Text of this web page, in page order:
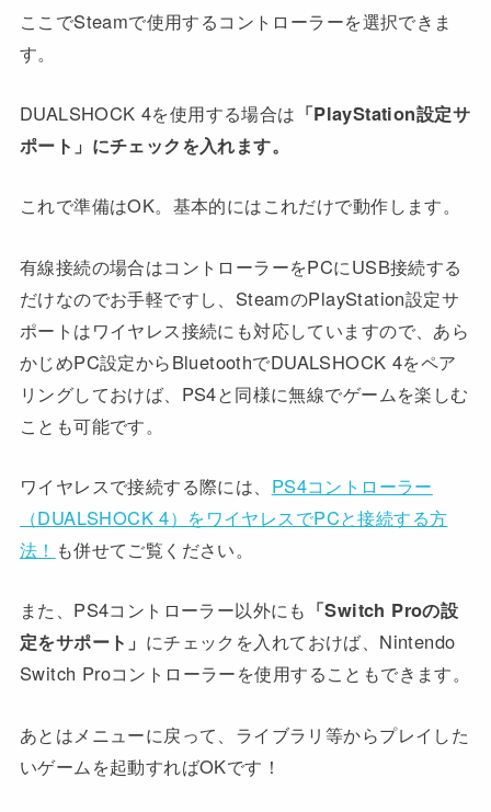
ここでSteamで使用するコントローラーを選択できま
す。
DUALSHOCK 4を使用する場合は 「PlayStation設定サ
ポート」にチェックを入れます。
これで準備はOK。基本的にはこれだけで動作します。
有線接続の場合はコントローラーをPCにUSB接続する
だけなのでお手軽ですし、SteamのPlayStation設定サ
ポートはワイヤレス接続にも対応していますので、あら
かじめPC設定からBluetoothでDUALSHOCK 4をペア
リングしておけば、PS4と同様に無線でゲームを楽しむ
ことも可能です。
ワイヤレスで接続する際には、 PS4コントローラー
（DUALSHOCK 4）をワイヤレスでPCと接続する方
法！ も併せてご覧ください。
また、PS4コントローラー以外にも 「Switch Proの設
定をサポート」 にチェックを入れておけば、Nintendo
Switch Proコントローラーを使用することもできます。
あとはメニューに戻って、ライブラリ等からプレイした
いゲームを起動すればOKです！